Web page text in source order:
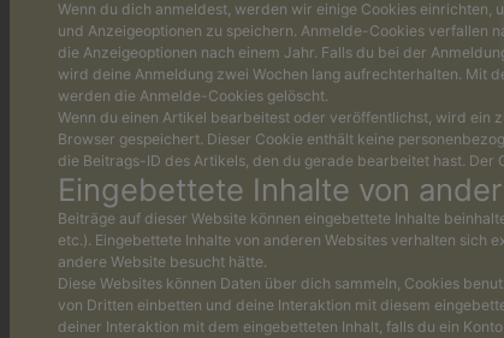
Wenn du dich anmeldest, werden wir einige Cookies einrichten,
und Anzeigeoptionen zu speichern. Anmelde-Cookies verfallen
die Anzeigeoptionen nach einem Jahr. Falls du bei der
wird deine Anmeldung zwei Wochen lang aufrechterhalten. Mit
werden die Anmelde-Cookies gelöscht.
Wenn du einen Artikel bearbeitest oder veröffentlichst, wird ein
Browser gespeichert. Dieser Cookie enthält keine
die Beitrags-ID des Artikels, den du gerade bearbeitet hast. Der
Eingebettete Inhalte von
Beiträge auf dieser Website können eingebettete Inhalte
etc.). Eingebettete Inhalte von anderen Websites verhalten sich
andere Website besucht hätte.
Diese Websites können Daten über dich sammeln, Cookies
von Dritten einbetten und deine Interaktion mit diesem
deiner Interaktion mit dem eingebetteten Inhalt, falls du ein